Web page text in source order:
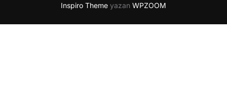
Inspiro Theme yazan WPZOOM